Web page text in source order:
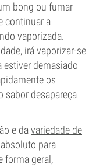
bong ou fumar
continuar a
vaporizada.
irá vaporizar-se
estiver demasiado
os
sabor desapareça
e davariedade de
para
forma geral,